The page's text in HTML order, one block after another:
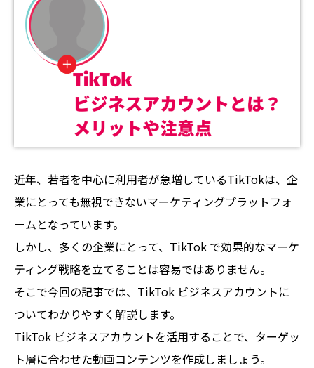
近年、若者を中心に利用者が急増しているTikTokは、企
業にとっても無視できないマーケティングプラットフォ
ームとなっています。
しかし、多くの企業にとって、TikTok で効果的なマーケ
ティング戦略を立てることは容易ではありません。
そこで今回の記事では、TikTok ビジネスアカウントに
ついてわかりやすく解説します。
TikTok ビジネスアカウントを活用することで、ターゲッ
ト層に合わせた動画コンテンツを作成しましょう。